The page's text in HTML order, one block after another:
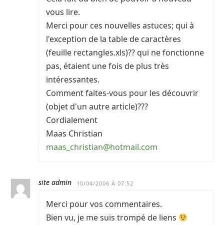
vous lire.
Merci pour ces nouvelles astuces; qui à
l'exception de la table de caractères
(feuille rectangles.xls)?? qui ne fonctionne
pas, étaient une fois de plus très
intéressantes.
Comment faites-vous pour les découvrir
(objet d'un autre article)???
Cordialement
Maas Christian
maas_christian@hotmail.com
site admin 10/04/2006 À 07:52
Merci pour vos commentaires.
Bien vu, je me suis trompé de liens